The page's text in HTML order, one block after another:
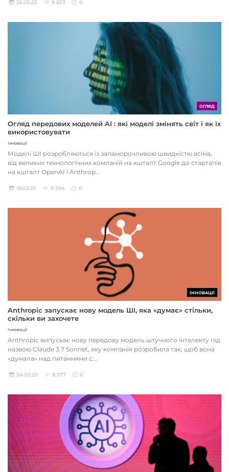
26.05.25 9 833 0
ОГЛЯД
Огляд передових моделей AI : які моделі змінять світ і як їх
використовувати
Інновації
Моделі ШІ розробляються із запаморочливою швидкістю всіма,
від великих технологічних компаній на кшталт Google до стартапів
на кшталт OpenAI і Anthrop...
18.02.25 9 394 0
ІННОВАЦІЇ
Anthropic запускає нову модель ШІ, яка «думає» стільки,
скільки ви захочете
Інновації
Anthropic випускає нову передову модель штучного інтелекту під
назвою Claude 3.7 Sonnet, яку компанія розробила так, щоб вона
«думала» над питаннями с...
24.02.25 8 977 0